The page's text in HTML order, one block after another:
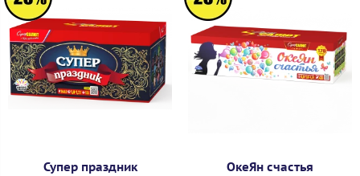
Супер праздник ОкеЯн счастья